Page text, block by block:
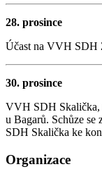
28. prosince
Účast na VVH SDH
30. prosince
VVH SDH Skalička,
u Bagarů. Schůze se
SDH Skalička ke
Organizace